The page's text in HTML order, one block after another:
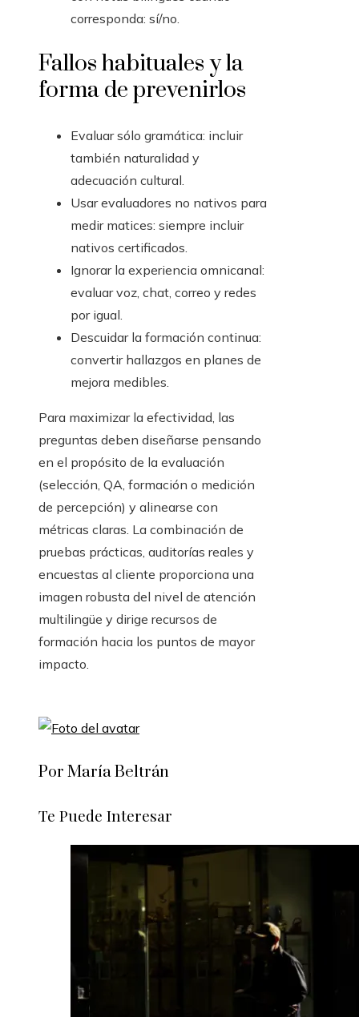
corresponda: sí/no.
Fallos habituales y la
forma de prevenirlos
Evaluar sólo gramática: incluir
también naturalidad y
adecuación cultural.
Usar evaluadores no nativos para
medir matices: siempre incluir
nativos certificados.
Ignorar la experiencia omnicanal:
evaluar voz, chat, correo y redes
por igual.
Descuidar la formación continua:
convertir hallazgos en planes de
mejora medibles.
Para maximizar la efectividad, las
preguntas deben diseñarse pensando
en el propósito de la evaluación
(selección, QA, formación o medición
de percepción) y alinearse con
métricas claras. La combinación de
pruebas prácticas, auditorías reales y
encuestas al cliente proporciona una
imagen robusta del nivel de atención
multilingüe y dirige recursos de
formación hacia los puntos de mayor
impacto.
Por María Beltrán
Te Puede Interesar